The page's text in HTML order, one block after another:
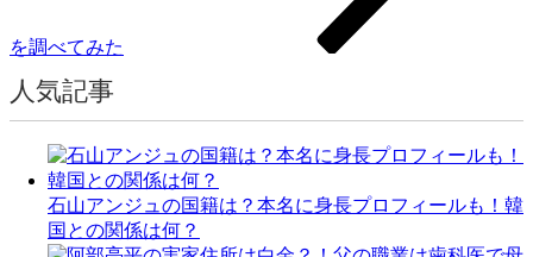
を調べてみた
人気記事
石山アンジュの国籍は？本名に身長プロフィールも！韓
国との関係は何？